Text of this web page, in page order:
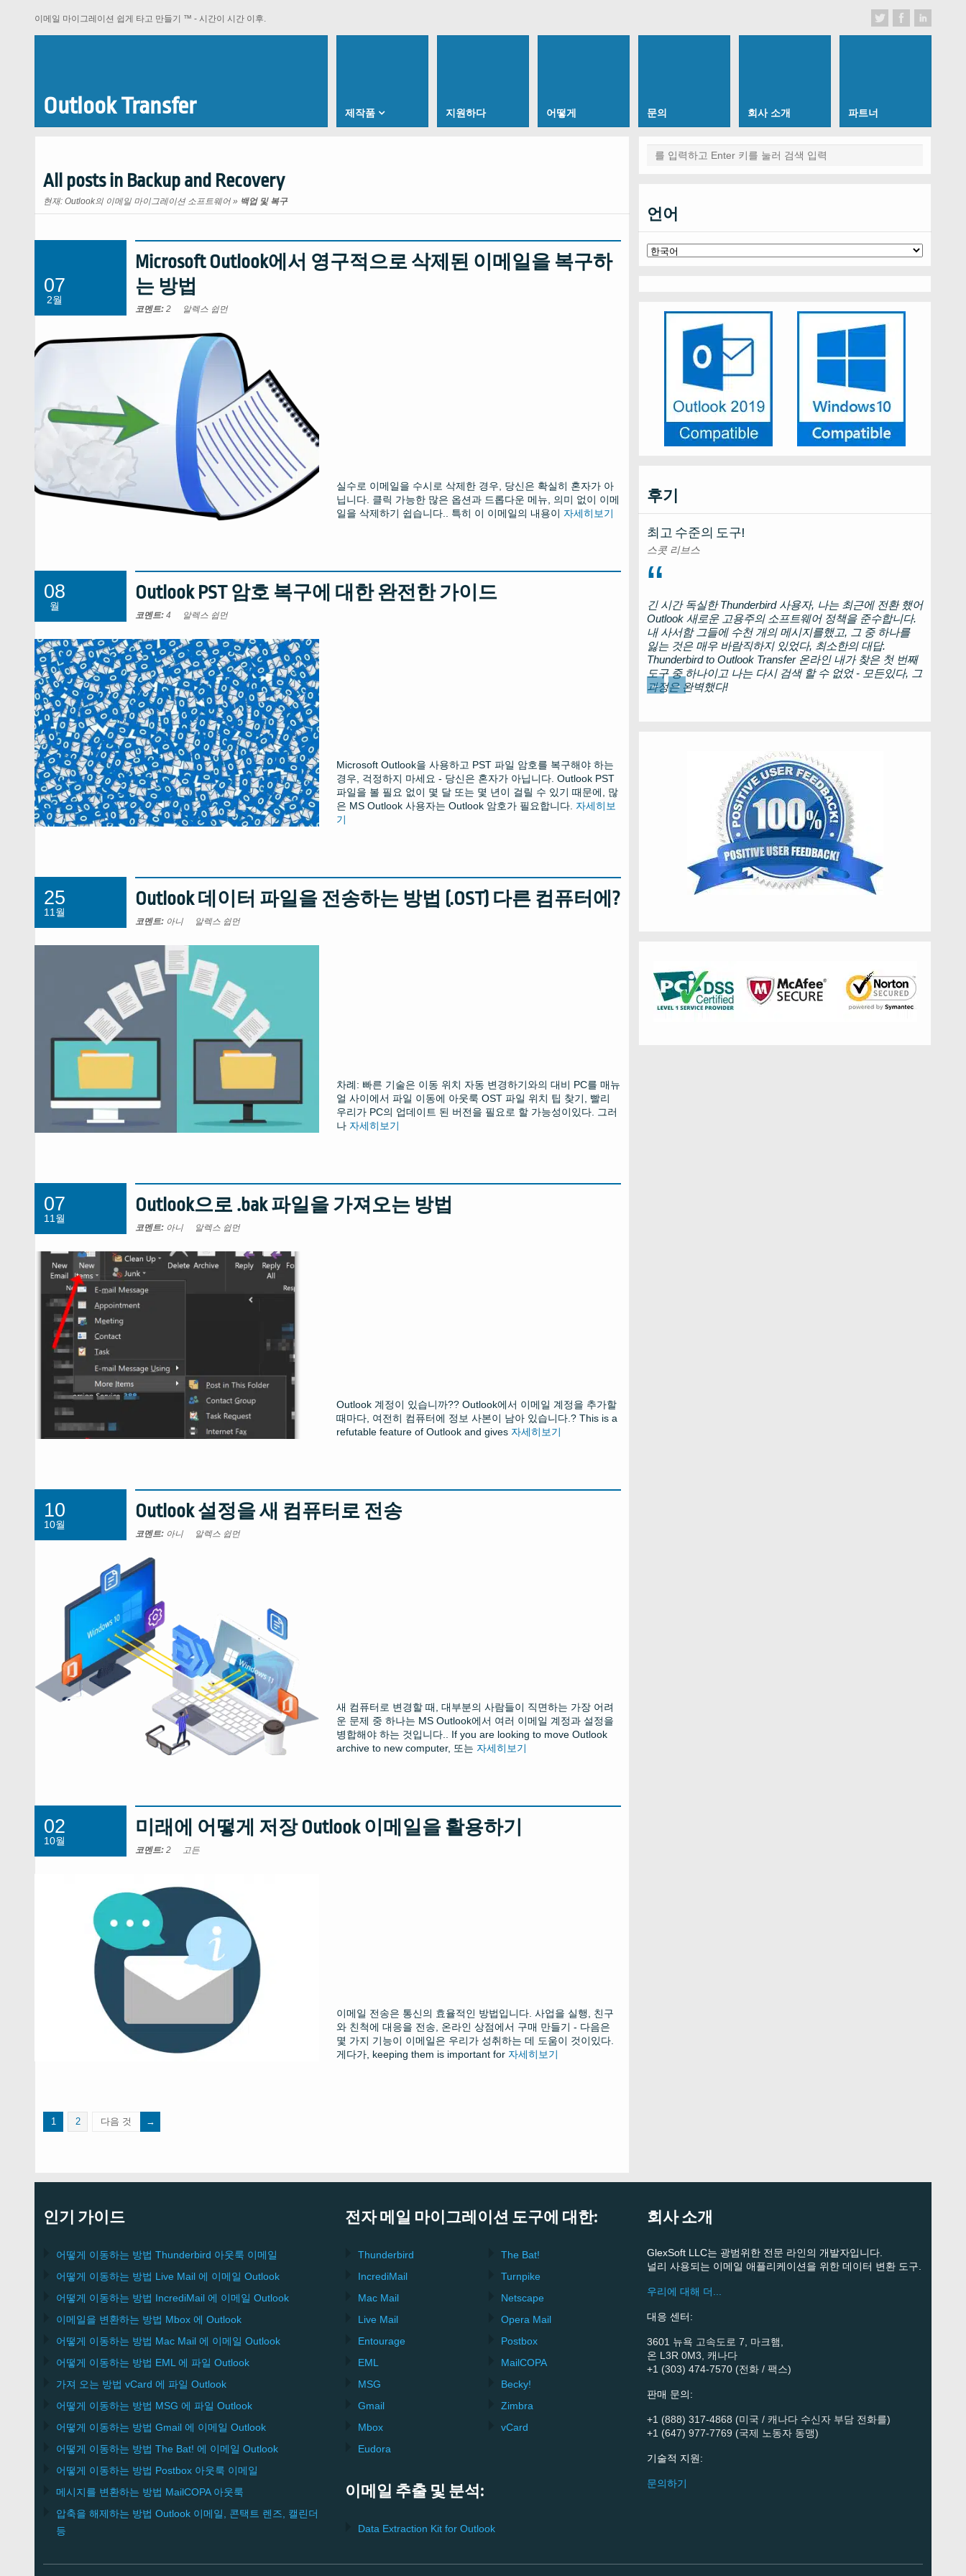
이메일 마이그레이션 쉽게 타고 만들기 ™ - 시간이 시간 이후.
Outlook Transfer 제작품 지원하다 어떻게 문의 회사 소개 파트너
All posts in Backup and Recovery
현재: Outlook의 이메일 마이그레이션 소프트웨어 » 백업 및 복구
07
2월
Microsoft Outlook에서 영구적으로 삭제된 이메일을 복구하
는 방법
코멘트: 2 알렉스 쉽먼
실수로 이메일을 수시로 삭제한 경우, 당신은 확실히 혼자가 아
닙니다. 클릭 가능한 많은 옵션과 드롭다운 메뉴, 의미 없이 이메
일을 삭제하기 쉽습니다.. 특히 이 이메일의 내용이 자세히보기
08
월
Outlook PST 암호 복구에 대한 완전한 가이드
코멘트: 4 알렉스 쉽먼
Microsoft Outlook을 사용하고 PST 파일 암호를 복구해야 하는
경우, 걱정하지 마세요 - 당신은 혼자가 아닙니다. Outlook PST
파일을 볼 필요 없이 몇 달 또는 몇 년이 걸릴 수 있기 때문에, 많
은 MS Outlook 사용자는 Outlook 암호가 필요합니다. 자세히보
기
25
11월
Outlook 데이터 파일을 전송하는 방법 (.OST) 다른 컴퓨터에?
코멘트: 아니 알렉스 쉽먼
차례: 빠른 기술은 이동 위치 자동 변경하기와의 대비 PC를 매뉴
얼 사이에서 파일 이동에 아웃룩 OST 파일 위치 팁 찾기, 빨리
우리가 PC의 업데이트 된 버전을 필요로 할 가능성이있다. 그러
나 자세히보기
07
11월
Outlook으로 .bak 파일을 가져오는 방법
코멘트: 아니 알렉스 쉽먼
Outlook 계정이 있습니까?? Outlook에서 이메일 계정을 추가할
때마다, 여전히 컴퓨터에 정보 사본이 남아 있습니다.? This is a
refutable feature of Outlook and gives 자세히보기
10
10월
Outlook 설정을 새 컴퓨터로 전송
코멘트: 아니 알렉스 쉽먼
새 컴퓨터로 변경할 때, 대부분의 사람들이 직면하는 가장 어려
운 문제 중 하나는 MS Outlook에서 여러 이메일 계정과 설정을
병합해야 하는 것입니다.. If you are looking to move Outlook
archive to new computer, 또는 자세히보기
02
10월
미래에 어떻게 저장 Outlook 이메일을 활용하기
코멘트: 2 고든
이메일 전송은 통신의 효율적인 방법입니다. 사업을 실행, 친구
와 친척에 대응을 전송, 온라인 상점에서 구매 만들기 - 다음은
몇 가지 기능이 이메일은 우리가 성취하는 데 도움이 것이있다.
게다가, keeping them is important for 자세히보기
1 2 다음 것
언어
후기
최고 수준의 도구!
스콧 리브스
긴 시간 독실한Thunderbird사용자, 나는 최근에 전환 했어
Outlook 새로운 고용주의 소프트웨어 정책을 준수합니다.
내 사서함 그들에 수천 개의 메시지를했고, 그 중 하나를
잃는 것은 매우 바람직하지 있었다, 최소한의 대답.
Thunderbird to Outlook Transfer온라인 내가 찾은 첫 번째
도구 중 하나이고 나는 다시 검색 할 수 없었 - 모든있다, 그
과정은 완벽했다!
← →
인기 가이드
어떻게 이동하는 방법 Thunderbird 아웃룩 이메일
어떻게 이동하는 방법 Live Mail 에 이메일 Outlook
어떻게 이동하는 방법 IncrediMail 에 이메일 Outlook
이메일을 변환하는 방법 Mbox 에 Outlook
어떻게 이동하는 방법 Mac Mail 에 이메일 Outlook
어떻게 이동하는 방법 EML 에 파일 Outlook
가져 오는 방법 vCard 에 파일 Outlook
어떻게 이동하는 방법 MSG 에 파일 Outlook
어떻게 이동하는 방법 Gmail 에 이메일 Outlook
어떻게 이동하는 방법 The Bat! 에 이메일 Outlook
어떻게 이동하는 방법 Postbox 아웃룩 이메일
메시지를 변환하는 방법 MailCOPA아웃룩
압축을 해제하는 방법 Outlook 이메일, 콘택트 렌즈, 캘린더
등
전자 메일 마이그레이션 도구에 대한:
Thunderbird
IncrediMail
Mac Mail
Live Mail
Entourage
EML
MSG
Gmail
Mbox
Eudora
The Bat!
Turnpike
Netscape
Opera Mail
Postbox
MailCOPA
Becky!
Zimbra
vCard
이메일 추출 및 분석:
Data Extraction Kit for Outlook
회사 소개
GlexSoft LLC는 광범위한 전문 라인의 개발자입니다.
널리 사용되는 이메일 애플리케이션을 위한 데이터 변환 도구.
우리에 대해 더...
대응 센터:
3601 뉴욕 고속도로 7, 마크햄,
온 L3R 0M3, 캐나다
+1 (303) 474-7570 (전화 / 팩스)
판매 문의:
+1 (888) 317-4868 (미국 / 캐나다 수신자 부담 전화를)
+1 (647) 977-7769 (국제 노동자 동맹)
기술적 지원:
문의하기